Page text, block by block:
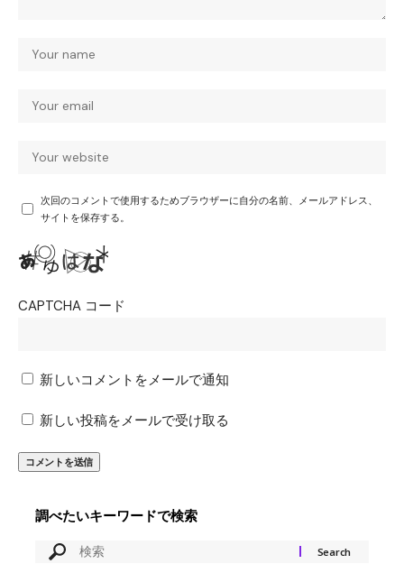
次回のコメントで使用するためブラウザーに自分の名前、メールアドレス、
サイトを保存する。
CAPTCHA コード
新しいコメントをメールで通知
新しい投稿をメールで受け取る
調べたいキーワードで検索